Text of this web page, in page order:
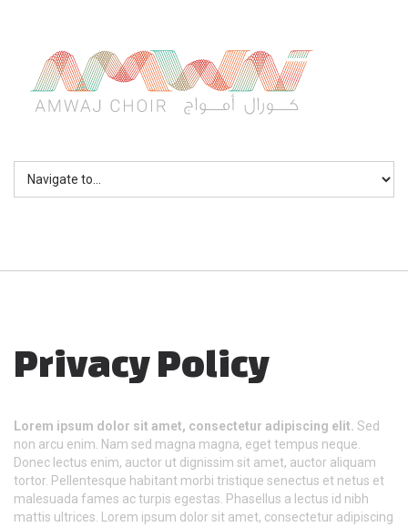
Privacy Policy
Lorem ipsum dolor sit amet, consectetur adipiscing elit. Sed
non arcu enim. Nam sed magna magna, eget tempus neque.
Donec lectus enim, auctor ut dignissim sit amet, auctor aliquam
tortor. Pellentesque habitant morbi tristique senectus et netus et
malesuada fames ac turpis egestas. Phasellus a lectus id nibh
mattis ultrices. Lorem ipsum dolor sit amet, consectetur adipiscing